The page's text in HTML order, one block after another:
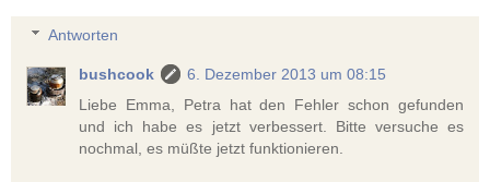
Antworten
bushcook
6. Dezember 2013 um 08:15
Liebe Emma, Petra hat den Fehler schon gefunden
und ich habe es jetzt verbessert. Bitte versuche es
nochmal, es müßte jetzt funktionieren.